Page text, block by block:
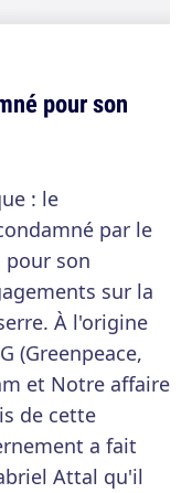
pour son
: le
par le
son
sur la
À l'origine
(Greenpeace,
et Notre affaire
de cette
a fait
Attal qu'il